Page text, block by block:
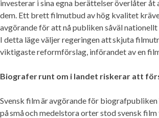
investerar i sina egna berättelser överlåter
dem. Ett brett filmutbud av hög kvalitet
avgörande för att nå publiken såväl
I detta läge väljer regeringen att skjuta
viktigaste reformförslag, införandet av en
Biografer runt om i landet riskerar att
Svensk film är avgörande för biografpubliken
på små och medelstora orter stod svensk